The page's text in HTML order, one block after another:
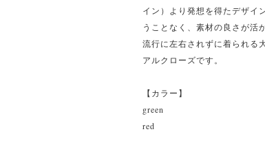
イン）より発想を得たデザイ
うことなく、素材の良さが活
流行に左右されずに着られる
アルクローズです。
【カラー】
green
red